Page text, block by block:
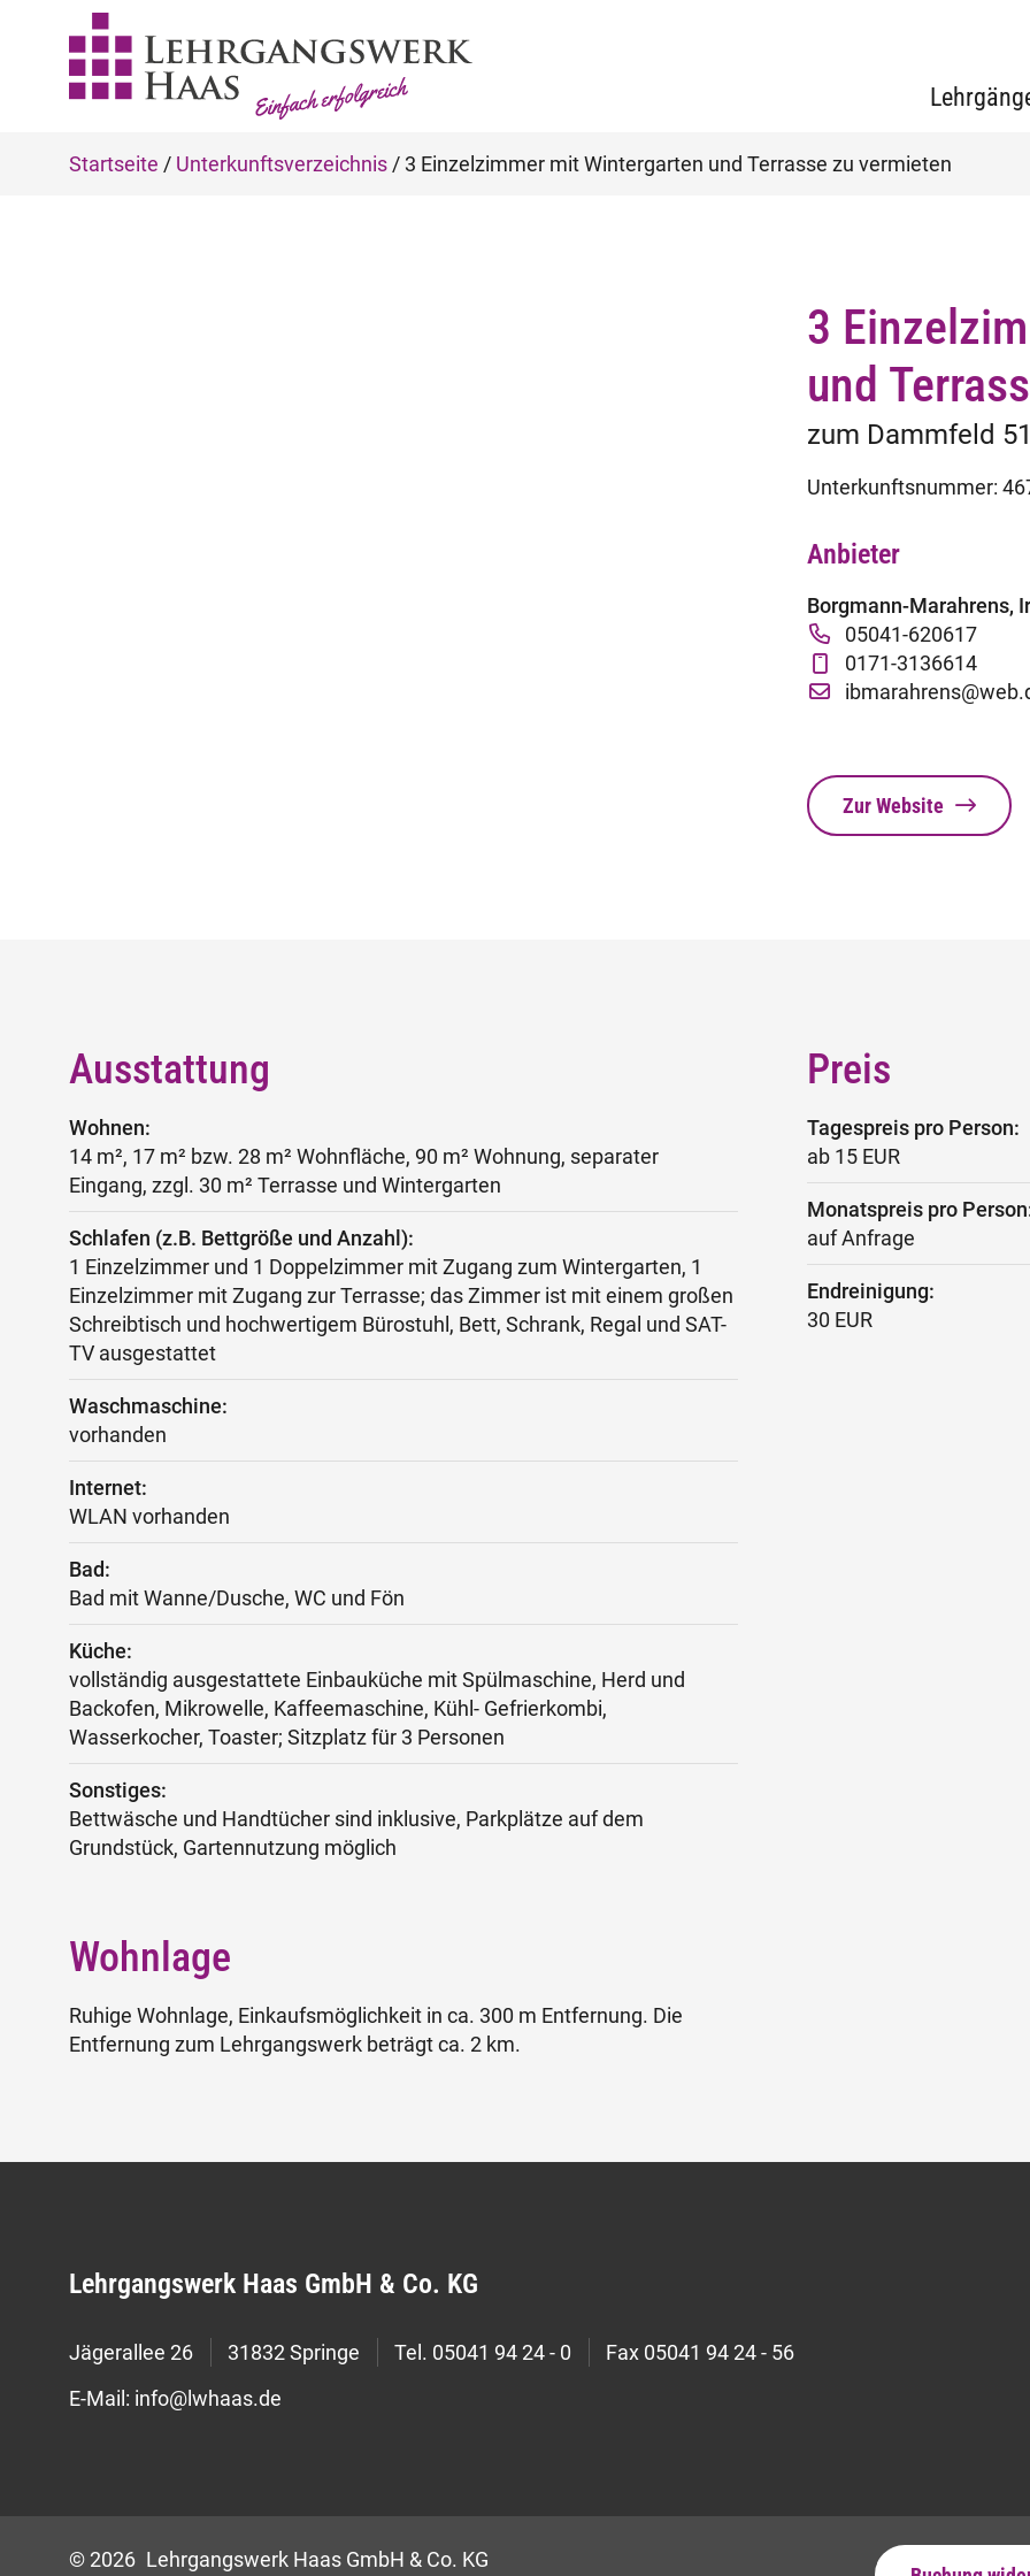
Startseite / Unterkunftsverzeichnis / 3 Einzelzimmer mit Wintergarten und Terrasse zu vermieten
3
und
zum Dammfeld
Unterkunftsnummer:
Anbieter
Borgmann-Marahrens,
05041-620617
0171-3136614
Zur Website
Ausstattung
Wohnen:
14 m², 17 m² bzw. 28 m² Wohnfläche, 90 m² Wohnung, separater
Eingang, zzgl. 30 m² Terrasse und Wintergarten
Schlafen (z.B. Bettgröße und Anzahl):
1 Einzelzimmer und 1 Doppelzimmer mit Zugang zum Wintergarten, 1
Einzelzimmer mit Zugang zur Terrasse; das Zimmer ist mit einem großen
Schreibtisch und hochwertigem Bürostuhl, Bett, Schrank, Regal und SAT-
TV ausgestattet
Waschmaschine:
vorhanden
Internet:
WLAN vorhanden
Bad:
Bad mit Wanne/Dusche, WC und Fön
Küche:
vollständig ausgestattete Einbauküche mit Spülmaschine, Herd und
Backofen, Mikrowelle, Kaffeemaschine, Kühl- Gefrierkombi,
Wasserkocher, Toaster; Sitzplatz für 3 Personen
Sonstiges:
Bettwäsche und Handtücher sind inklusive, Parkplätze auf dem
Grundstück, Gartennutzung möglich
Wohnlage
Ruhige Wohnlage, Einkaufsmöglichkeit in ca. 300 m Entfernung. Die
Entfernung zum Lehrgangswerk beträgt ca. 2 km.
Preis
Tagespreis pro Person:
ab 15 EUR
Monatspreis pro
auf Anfrage
Endreinigung:
30 EUR
Lehrgangswerk Haas GmbH & Co. KG
Jägerallee 26 31832 Springe Tel. 05041 94 24 - 0 Fax 05041 94 24 - 56
E-Mail: info@lwhaas.de
© 2026 Lehrgangswerk Haas GmbH & Co. KG